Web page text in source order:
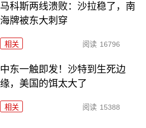
马科斯两线溃败：沙拉稳了，南
海牌被东大刺穿
相关 阅读 16796
中东一触即发！沙特到生死边
缘，美国的饵太大了
相关 阅读 15388